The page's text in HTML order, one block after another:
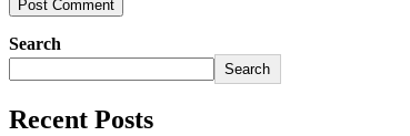
Search
Search
Recent Posts